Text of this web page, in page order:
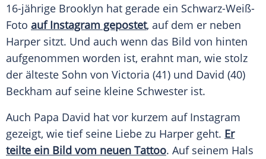
16-jährige Brooklyn hat gerade ein Schwarz-Weiß-
Foto aufInstagram gepostet, auf dem er neben
Harper sitzt. Und auch wenn das Bild von hinten
aufgenommen worden ist, erahnt man, wie stolz
der älteste Sohn von Victoria (41) und David (40)
Beckham auf seine kleine Schwester ist.
Auch Papa David hat vor kurzem auf Instagram
gezeigt, wie tief seine Liebe zu Harper geht. Er
teilte ein Bild vom neuen Tattoo. Auf seinem Hals